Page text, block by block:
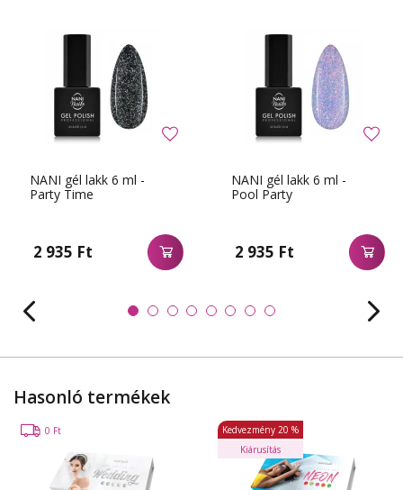
NANI gél lakk 6 ml -
Party Time
2 935 Ft
NANI gél lakk 6 ml -
Pool Party
2 935 Ft
Hasonló termékek
0 Ft Kedvezmény 20 %
Kiárusítás